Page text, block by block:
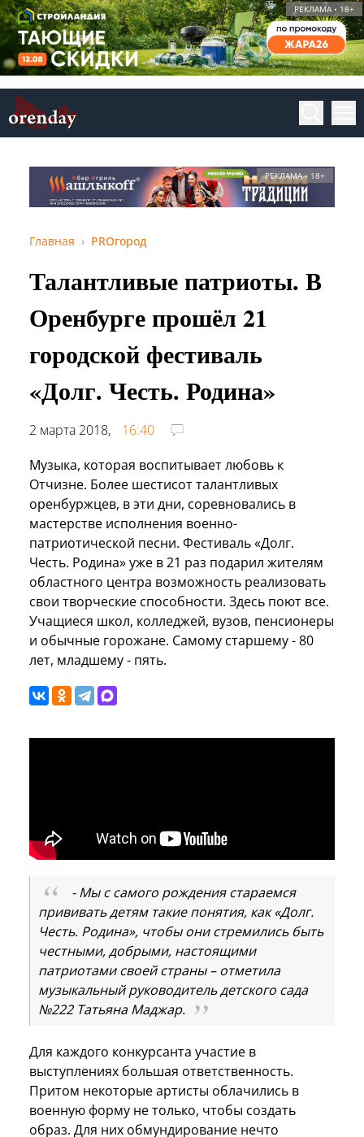
РЕКЛАМА • 18+
РЕКЛАМА • 18+
Главная PROгород
Талантливые патриоты. В
Оренбурге прошёл 21
городской фестиваль
«Долг. Честь. Родина»
2 марта 2018,
16:40
Музыка, которая воспитывает любовь к
Отчизне. Более шестисот талантливых
оренбуржцев, в эти дни, соревновались в
мастерстве исполнения военно-
патриотической песни. Фестиваль «Долг.
Честь. Родина» уже в 21 раз подарил жителям
областного центра возможность реализовать
свои творческие способности. Здесь поют все.
Учащиеся школ, колледжей, вузов, пенсионеры
и обычные горожане. Самому старшему - 80
лет, младшему - пять.
- Мы с самого рождения стараемся
прививать детям такие понятия, как «Долг.
Честь. Родина», чтобы они стремились быть
честными, добрыми, настоящими
патриотами своей страны – отметила
музыкальный руководитель детского сада
№222 Татьяна Маджар.
Для каждого конкурсанта участие в
выступлениях большая ответственность.
Притом некоторые артисты облачились в
военную форму не только, чтобы создать
образ. Для них обмундирование нечто